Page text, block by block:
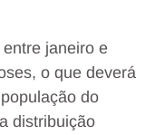
janeiro e
o que deverá
do
distribuição